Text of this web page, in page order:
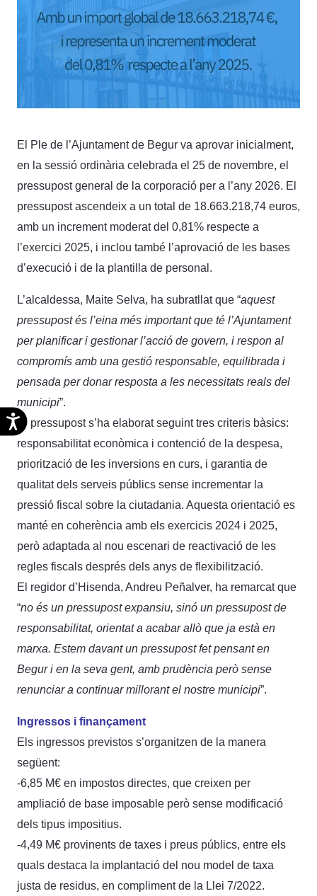
Accesibilidad
El Ple de l’Ajuntament de Begur va aprovar inicialment,
en la sessió ordinària celebrada el 25 de novembre, el
pressupost general de la corporació per a l’any 2026. El
pressupost ascendeix a un total de 18.663.218,74 euros,
amb un increment moderat del 0,81% respecte a
l’exercici 2025, i inclou també l’aprovació de les bases
d’execució i de la plantilla de personal.
L’alcaldessa, Maite Selva, ha subratllat que “aquest
pressupost és l’eina més important que té l’Ajuntament
per planificar i gestionar l’acció de govern, i respon al
compromís amb una gestió responsable, equilibrada i
pensada per donar resposta a les necessitats reals del
municipi”.
El pressupost s’ha elaborat seguint tres criteris bàsics:
responsabilitat econòmica i contenció de la despesa,
priorització de les inversions en curs, i garantia de
qualitat dels serveis públics sense incrementar la
pressió fiscal sobre la ciutadania. Aquesta orientació es
manté en coherència amb els exercicis 2024 i 2025,
però adaptada al nou escenari de reactivació de les
regles fiscals després dels anys de flexibilització.
El regidor d’Hisenda, Andreu Peñalver, ha remarcat que
“no és un pressupost expansiu, sinó un pressupost de
responsabilitat, orientat a acabar allò que ja està en
marxa. Estem davant un pressupost fet pensant en
Begur i en la seva gent, amb prudència però sense
renunciar a continuar millorant el nostre municipi”.
Ingressos i finançament
Els ingressos previstos s’organitzen de la manera
següent:
-6,85 M€ en impostos directes, que creixen per
ampliació de base imposable però sense modificació
dels tipus impositius.
-4,49 M€ provinents de taxes i preus públics, entre els
quals destaca la implantació del nou model de taxa
justa de residus, en compliment de la Llei 7/2022.